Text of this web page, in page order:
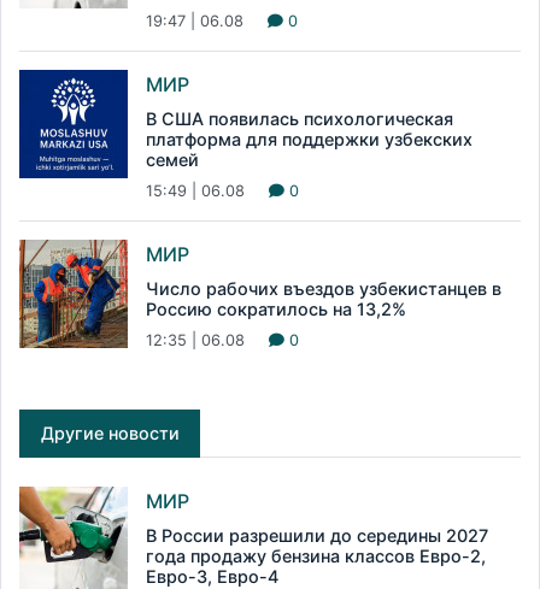
19:47 | 06.08 0
МИР
В США появилась психологическая
платформа для поддержки узбекских
семей
15:49 | 06.08 0
МИР
Число рабочих въездов узбекистанцев в
Россию сократилось на 13,2%
12:35 | 06.08 0
Другие новости
МИР
В России разрешили до середины 2027
года продажу бензина классов Евро-2,
Евро-3, Евро-4